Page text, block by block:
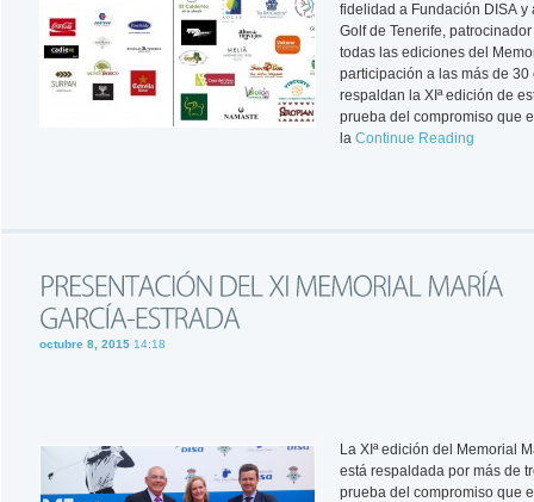
fidelidad a Fundación DISA y
Golf de Tenerife,
todas las ediciones del
participación a las más de 30
respaldan la XIª edición de
prueba del compromiso que
la Continue Reading
octubre 8, 2015 14:18
La XIª edición del Memorial
está respaldada por más de
prueba del compromiso que